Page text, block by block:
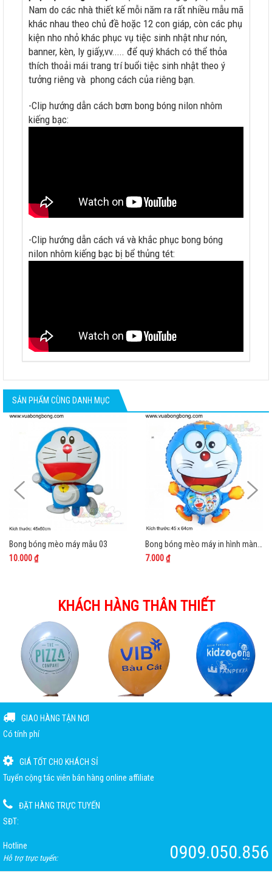
Nam do các nhà thiết kế mỗi năm ra rất nhiều mẫu mã
khác nhau theo chủ đề hoặc 12 con giáp, còn các phụ
kiện nho nhỏ khác phục vụ tiệc sinh nhật như nón,
banner, kèn, ly giấy,vv..... để quý khách có thể thỏa
thích thoải mái trang trí buổi tiệc sinh nhật theo ý
tưởng riêng và phong cách của riêng bạn.
-Clip hướng dẫn cách bơm bong bóng nilon nhôm
kiếng bạc:
-Clip hướng dẫn cách vá và khắc phục bong bóng
nilon nhôm kiếng bạc bị bể thủng tét:
SẢN PHẨM CÙNG DANH MỤC
Bong bóng mèo máy mẫu 03
10.000 ₫
7.000 ₫
KHÁCH HÀNG THÂN THIẾT
GIAO HÀNG TẬN NƠI
Có tính phí
GIÁ TỐT CHO KHÁCH SỈ
Tuyển cộng tác viên bán hàng online affiliate
ĐẶT HÀNG TRỰC TUYẾN
SĐT:
Hotline
Hỗ trợ trực tuyến: 0909.050.856